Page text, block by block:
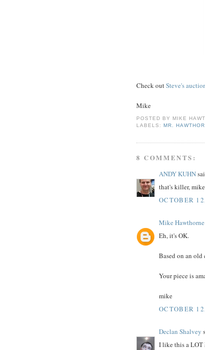
Check outSteve's
Mike
POSTED BY MIKE
LABELS:MR.
8 COMMENTS:
ANDY KUHN
that's killer,
OCTOBER
Mike Hawthorne
Eh, it's OK.
Based on an
Your piece is
mike
OCTOBER
Declan Shalvey
I like this a